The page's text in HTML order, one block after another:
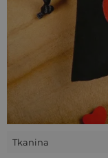
Wszystkie nasze
ozdobnej aplikacji/
może nieznacznie
Tkanina